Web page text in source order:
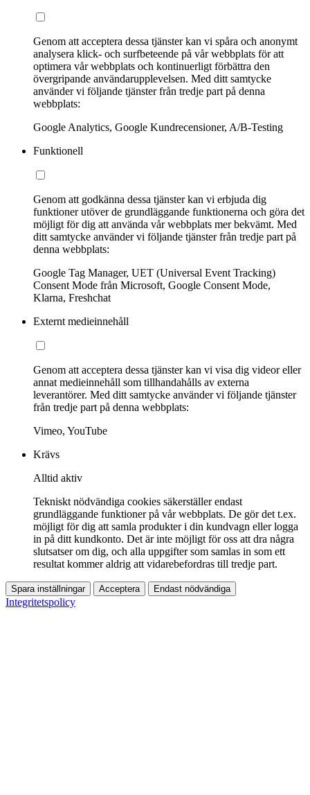
Genom att acceptera dessa tjänster kan vi spåra och anonymt
analysera klick- och surfbeteende på vår webbplats för att
optimera vår webbplats och kontinuerligt förbättra den
övergripande användarupplevelsen. Med ditt samtycke
använder vi följande tjänster från tredje part på denna
webbplats:
Google Analytics, Google Kundrecensioner, A/B-Testing
Funktionell
Genom att godkänna dessa tjänster kan vi erbjuda dig
funktioner utöver de grundläggande funktionerna och göra det
möjligt för dig att använda vår webbplats mer bekvämt. Med
ditt samtycke använder vi följande tjänster från tredje part på
denna webbplats:
Google Tag Manager, UET (Universal Event Tracking)
Consent Mode från Microsoft, Google Consent Mode,
Klarna, Freshchat
Externt medieinnehåll
Genom att acceptera dessa tjänster kan vi visa dig videor eller
annat medieinnehåll som tillhandahålls av externa
leverantörer. Med ditt samtycke använder vi följande tjänster
från tredje part på denna webbplats:
Vimeo, YouTube
Krävs
Alltid aktiv
Tekniskt nödvändiga cookies säkerställer endast
grundläggande funktioner på vår webbplats. De gör det t.ex.
möjligt för dig att samla produkter i din kundvagn eller logga
in på ditt kundkonto. Det är inte möjligt för oss att dra några
slutsatser om dig, och alla uppgifter som samlas in som ett
resultat kommer aldrig att vidarebefordras till tredje part.
Spara inställningar Acceptera Endast nödvändiga
Integritetspolicy